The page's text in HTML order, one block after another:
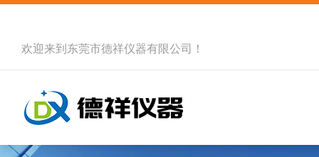
欢迎来到 东莞市德祥仪器有限公司 ！